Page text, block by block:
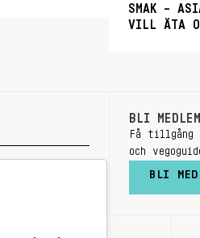
SMAK –
VILL ÄTA
BLI MEDLEM
Få
och
BLI